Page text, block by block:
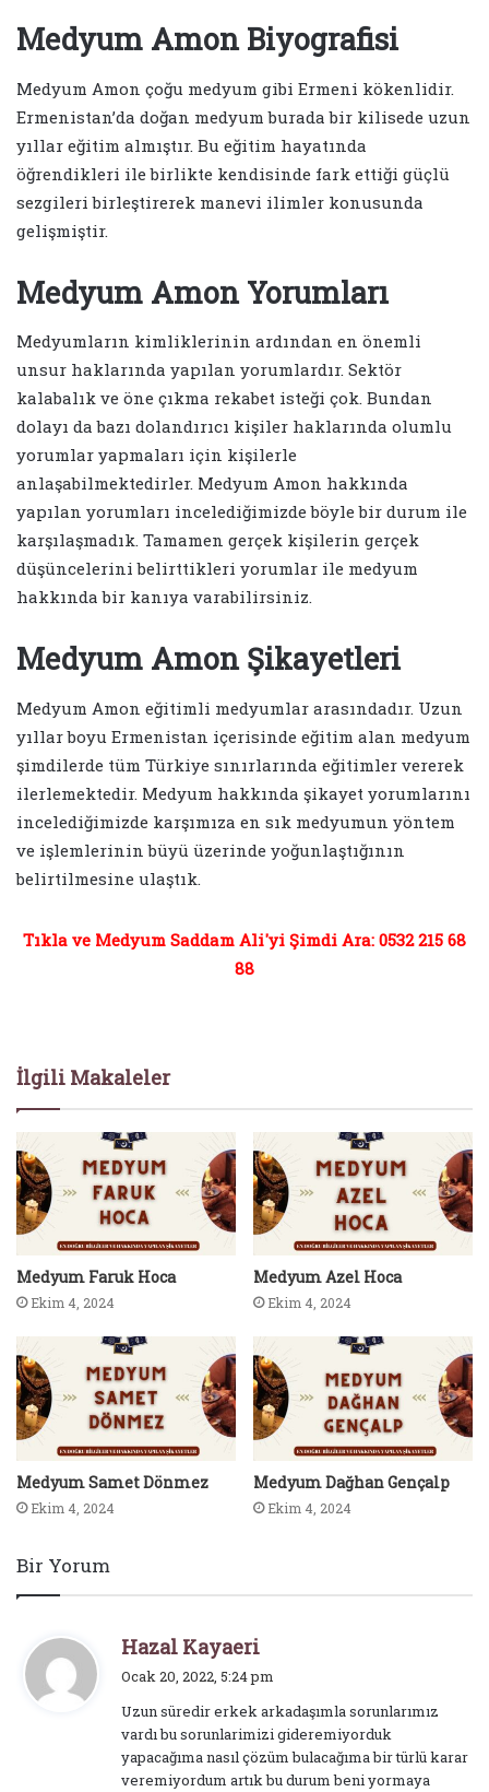
Medyum Amon Biyografisi
Medyum Amon çoğu medyum gibi Ermeni kökenlidir.
Ermenistan’da doğan medyum burada bir kilisede uzun
yıllar eğitim almıştır. Bu eğitim hayatında
öğrendikleri ile birlikte kendisinde fark ettiği güçlü
sezgileri birleştirerek manevi ilimler konusunda
gelişmiştir.
Medyum Amon Yorumları
Medyumların kimliklerinin ardından en önemli
unsur haklarında yapılan yorumlardır. Sektör
kalabalık ve öne çıkma rekabet isteği çok. Bundan
dolayı da bazı dolandırıcı kişiler haklarında olumlu
yorumlar yapmaları için kişilerle
anlaşabilmektedirler. Medyum Amon hakkında
yapılan yorumları incelediğimizde böyle bir durum ile
karşılaşmadık. Tamamen gerçek kişilerin gerçek
düşüncelerini belirttikleri yorumlar ile medyum
hakkında bir kanıya varabilirsiniz.
Medyum Amon Şikayetleri
Medyum Amon eğitimli medyumlar arasındadır. Uzun
yıllar boyu Ermenistan içerisinde eğitim alan medyum
şimdilerde tüm Türkiye sınırlarında eğitimler vererek
ilerlemektedir. Medyum hakkında şikayet yorumlarını
incelediğimizde karşımıza en sık medyumun yöntem
ve işlemlerinin büyü üzerinde yoğunlaştığının
belirtilmesine ulaştık.
Tıkla ve Medyum Saddam Ali'yi Şimdi Ara: 0532 215 68
88
İlgili Makaleler
Medyum Faruk Hoca
Ekim 4, 2024
Medyum Azel Hoca
Ekim 4, 2024
Medyum Samet Dönmez
Ekim 4, 2024
Medyum Dağhan Gençalp
Ekim 4, 2024
Bir Yorum
Hazal Kayaeri
i
k
i
Ocak 20, 2022, 5:24 pm
Uzun süredir erkek arkadaşımla sorunlarımız
vardı bu sorunlarimizi gideremiyorduk
yapacağıma nasıl çözüm bulacağıma bir türlü karar
veremiyordum artık bu durum beni yormaya